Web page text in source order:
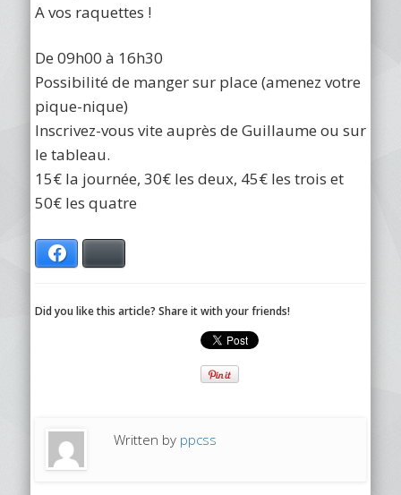
A vos raquettes !
De 09h00 à 16h30
Possibilité de manger sur place (amenez votre
pique-nique)
Inscrivez-vous vite auprès de Guillaume ou sur
le tableau.
15€ la journée, 30€ les deux, 45€ les trois et
50€ les quatre
Did you like this article? Share it with your friends!
Written by ppcss